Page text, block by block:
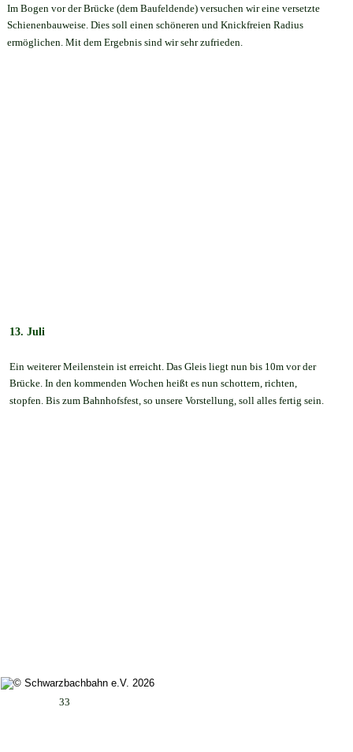
Im Bogen vor der Brücke (dem Baufeldende) versuchen wir eine versetzte
Schienenbauweise. Dies soll einen schöneren und Knickfreien Radius
ermöglichen. Mit dem Ergebnis sind wir sehr zufrieden.
13. Juli
Ein weiterer Meilenstein ist erreicht. Das Gleis liegt nun bis 10m vor der
Brücke. In den kommenden Wochen heißt es nun schottern, richten,
stopfen. Bis zum Bahnhofsfest, so unsere Vorstellung, soll alles fertig sein.
33